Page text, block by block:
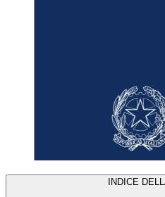
INDICE